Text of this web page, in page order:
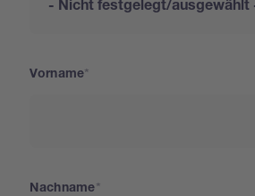
Vorname
Nachname